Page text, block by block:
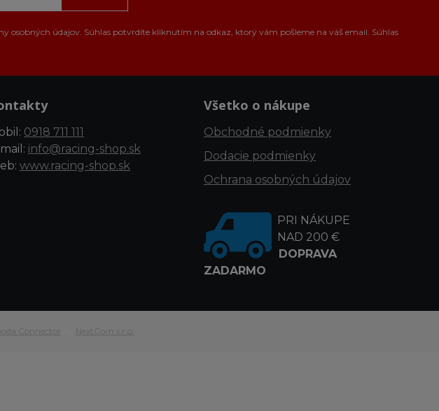
osobných údajov. Súhlas potvrdíte kliknutím na odkaz, ktorý vám pošleme na váš email. Súhlas
0918 711 111
info@racing-shop.sk
www.racing-shop.sk
Všetko o nákupe
Obchodné podmienky
Dodacie podmienky
Ochrana osobných údajov
PRI NÁKUPE
NAD 200 €
DOPRAVA
ZADARMO
Connector NextCom s.r.o.